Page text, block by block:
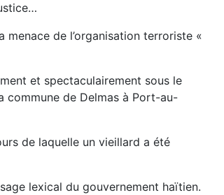
menace de l’organisation terroriste «
et spectaculairement sous le
commune de Delmas à Port-au-
de laquelle un vieillard a été
lexical du gouvernement haïtien.